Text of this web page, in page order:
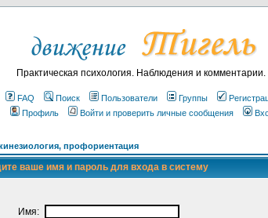
Практическая психология. Наблюдения и комментарии.
FAQ Поиск Пользователи Группы
Профиль
Войти и проверить личные сообщения
профориентация
ваше имя и пароль для входа в систему
Имя: